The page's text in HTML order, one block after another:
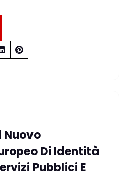
Nuovo
Di Identità
Pubblici E